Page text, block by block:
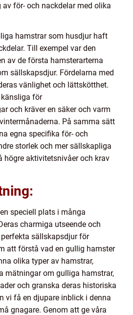
för- och nackdelar med olika
hamstrar som husdjur haft
Till exempel var den
av de första hamsterarterna
sällskapsdjur. Fördelarna med
vänlighet och lättskötthet.
för
och kräver en säker och varm
På samma sätt
egna specifika för- och
storlek och mer sällskapliga
högre aktivitetsnivåer och krav
speciell plats i många
charmiga utseende och
sällskapsdjur för
att förstå vad en gullig hamster
olika typer av hamstrar,
mätningar om gulliga hamstrar,
och granska deras historiska
vi få en djupare inblick i denna
gnagare. Genom att ge våra